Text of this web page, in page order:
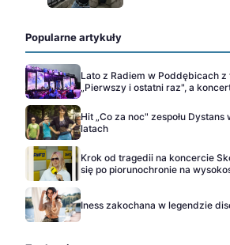
Popularne artykuły
Lato z Radiem w Poddębicach
„Pierwszy i ostatni raz", a
Hit „Co za noc" zespołu Dystans
latach
Krok od tragedii na koncercie
się po piorunochronie na
Iness zakochana w legendzie